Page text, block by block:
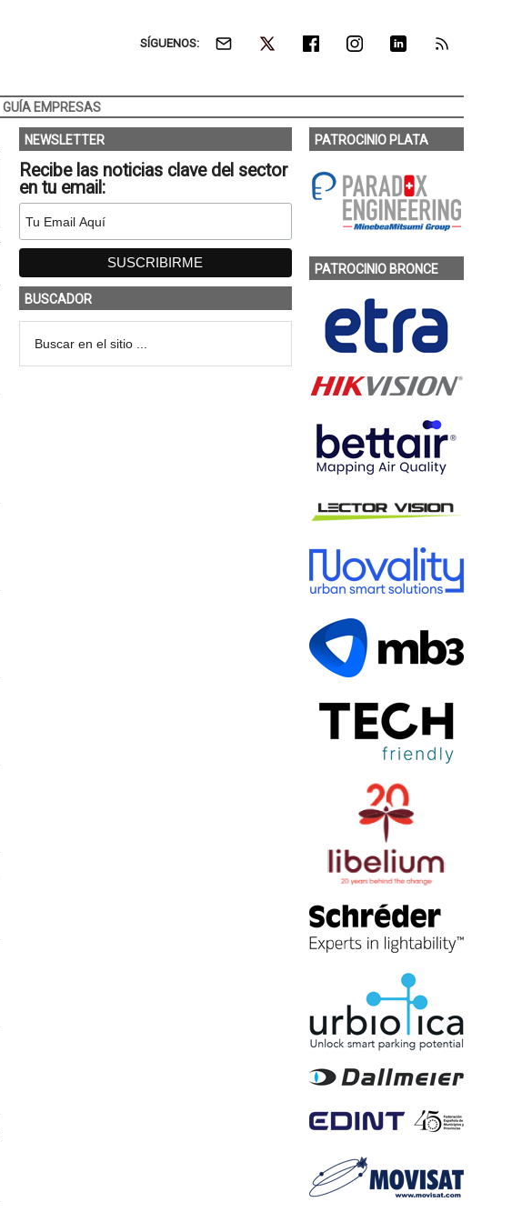
SÍGUENOS:
GUÍA EMPRESAS
NEWSLETTER
Recibe las noticias clave del sector
en tu email:
BUSCADOR
PATROCINIO PLATA
PATROCINIO BRONCE